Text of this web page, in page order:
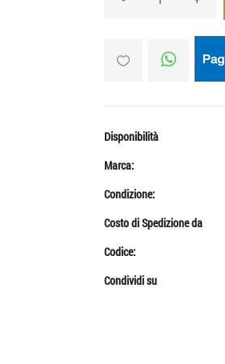
Disponibilità
Marca:
Condizione:
Costo di Spedizione da
Codice:
Condividi su